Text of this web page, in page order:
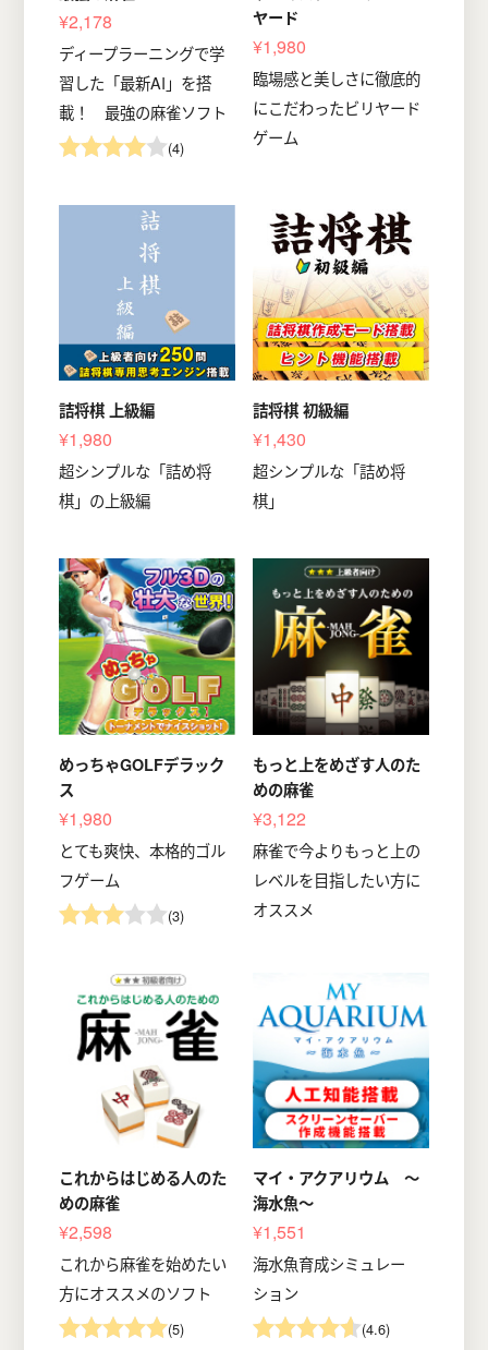
¥2,178
ディープラーニングで学
習した「最新AI」を搭
載！ 最強の麻雀ソフト
(4)
ヤード
¥1,980
臨場感と美しさに徹底的
にこだわったビリヤード
ゲーム
詰将棋 上級編
¥1,980
超シンプルな「詰め将
棋」の上級編
詰将棋 初級編
¥1,430
超シンプルな「詰め将
棋」
めっちゃGOLFデラック
ス
¥1,980
とても爽快、本格的ゴル
フゲーム
(3)
もっと上をめざす人のた
めの麻雀
¥3,122
麻雀で今よりもっと上の
レベルを目指したい方に
オススメ
これからはじめる人のた
めの麻雀
¥2,598
これから麻雀を始めたい
方にオススメのソフト
(5)
マイ・アクアリウム ～
海水魚～
¥1,551
海水魚育成シミュレー
ション
(4.6)